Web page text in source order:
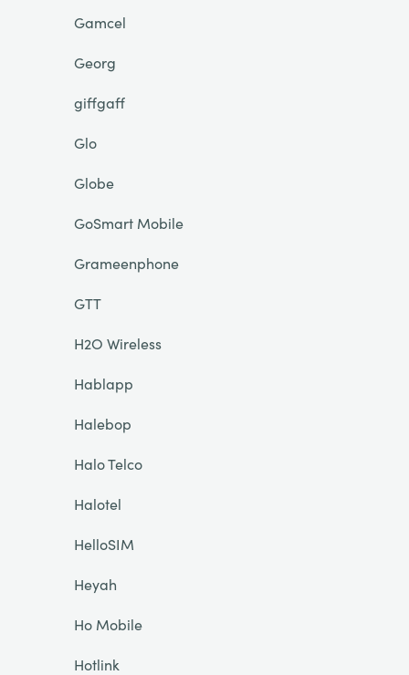
Gamcel
Georg
giffgaff
Glo
Globe
GoSmart Mobile
Grameenphone
GTT
H2O Wireless
Hablapp
Halebop
Halo Telco
Halotel
HelloSIM
Heyah
Ho Mobile
Hotlink